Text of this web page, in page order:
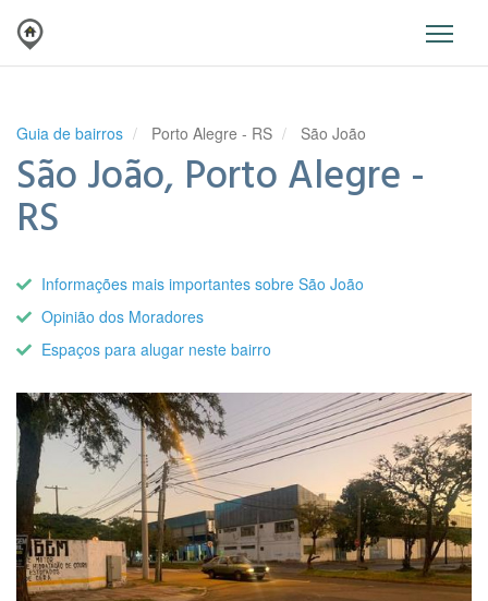
Guia de bairros Porto Alegre - RS São João
São João, Porto Alegre -
RS
Informações mais importantes sobre São João
Opinião dos Moradores
Espaços para alugar neste bairro